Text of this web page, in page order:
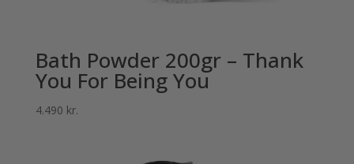
Bath Powder 200gr – Thank
You For Being You
4.490 kr.